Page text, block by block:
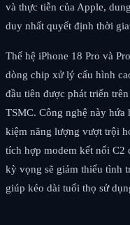
và thực tiễn của Apple,
duy nhất quyết định thời
Thế hệ iPhone 18 Pro và
dòng chip xử lý cấu hình
đầu tiên được phát triển
TSMC. Công nghệ này
kiệm năng lượng vượt trội
tích hợp modem kết nối C2
kỳ vọng sẽ giảm thiểu tình
giúp kéo dài tuổi thọ sử